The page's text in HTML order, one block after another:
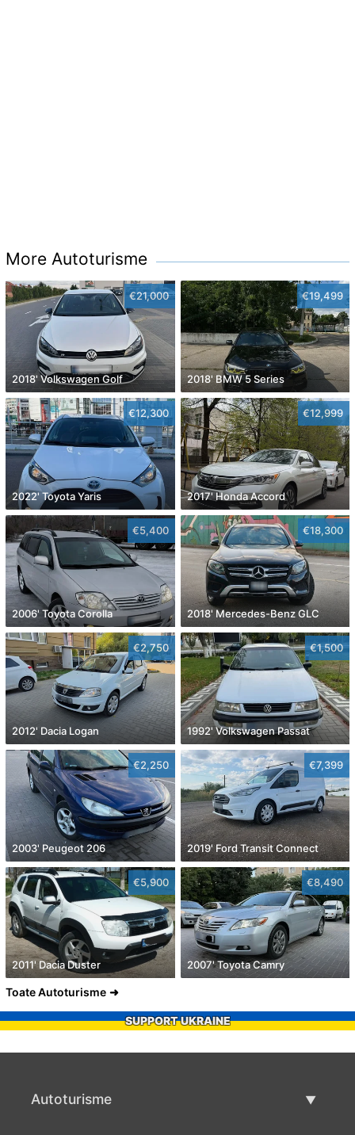
More Autoturisme
€21,000
2018' Volkswagen Golf
€19,499
2018' BMW 5 Series
€12,300
2022' Toyota Yaris
€12,999
2017' Honda Accord
€5,400
2006' Toyota Corolla
€18,300
2018' Mercedes-Benz GLC
€2,750
2012' Dacia Logan
€1,500
1992' Volkswagen Passat
€2,250
2003' Peugeot 206
€7,399
2019' Ford Transit Connect
€5,900
2011' Dacia Duster
€8,490
2007' Toyota Camry
Toate Autoturisme
SUPPORT UKRAINE
Autoturisme